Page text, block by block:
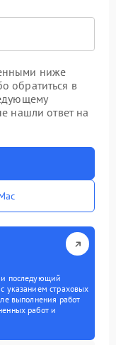
ниже
обратиться в
нашли ответ на
и последующий
указанием страховых
выполнения работ
работ и